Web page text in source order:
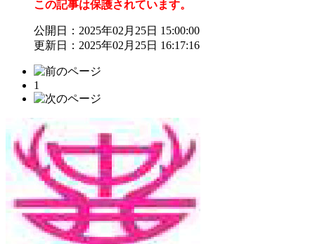
この記事は保護されています。
公開日：2025年02月25日 15:00:00
更新日：2025年02月25日 16:17:16
1